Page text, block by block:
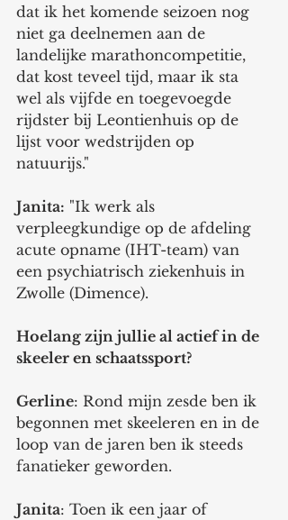
dat ik het komende seizoen nog
niet ga deelnemen aan de
landelijke marathoncompetitie,
dat kost teveel tijd, maar ik sta
wel als vijfde en toegevoegde
rijdster bij Leontienhuis op de
lijst voor wedstrijden op
natuurijs."
Janita: "Ik werk als
verpleegkundige op de afdeling
acute opname (IHT-team) van
een psychiatrisch ziekenhuis in
Zwolle (Dimence).
Hoelang zijn jullie al actief in de
skeeler en schaatssport?
Gerline: Rond mijn zesde ben ik
begonnen met skeeleren en in de
loop van de jaren ben ik steeds
fanatieker geworden.
Janita: Toen ik een jaar of